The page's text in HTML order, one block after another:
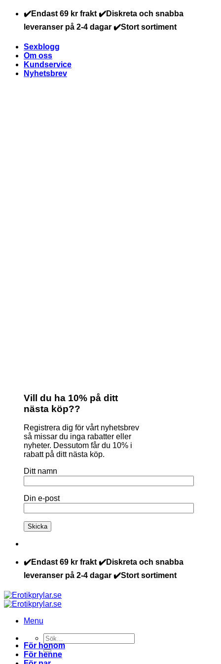
Skip
content
✔️Endast 69 kr frakt ✔️Diskreta och snabba
leveranser på 2-4 dagar ✔️Stort sortiment
Sexblogg
Om oss
Kundservice
Nyhetsbrev
Vill du ha 10% på ditt
nästa köp??
Registrera dig för vårt nyhetsbrev
så missar du inga rabatter eller
nyheter. Dessutom får du 10% i
rabatt på ditt nästa köp.
Ditt namn
Din e-post
✔️Endast 69 kr frakt ✔️Diskreta och snabba
leveranser på 2-4 dagar ✔️Stort sortiment
Menu
Sök
efter:
För honom
För henne